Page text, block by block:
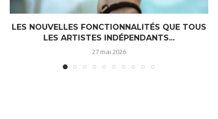
LES NOUVELLES FONCTIONNALITÉS QUE TOUS
LES ARTISTES INDÉPENDANTS...
27 mai 2026